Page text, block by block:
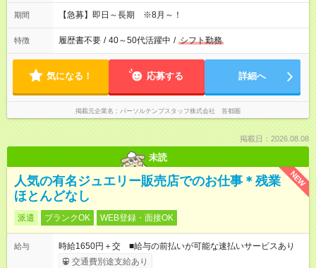
期間 【急募】即日～長期 ※8月～！
特徴 履歴書不要 / 40～50代活躍中 / シフト勤務
気になる！ 応募する 詳細へ
掲載元企業名 パーソルテンプスタッフ株式会社 首都圏
掲載日：2026.08.08
未読
NEW
人気の有名ジュエリー販売店でのお仕事＊残業
ほとんどなし
派遣 ブランクOK WEB登録・面接OK
給与
時給1650円＋交 ■給与の前払いが可能な速払いサービスあり
交通費別途支給あり